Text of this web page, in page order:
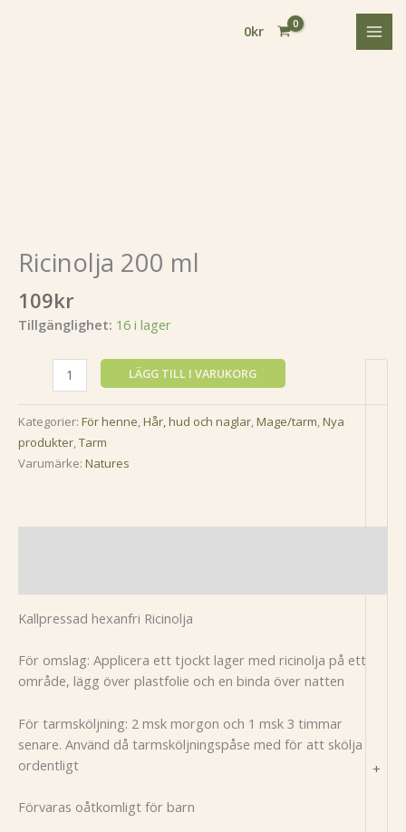
0kr
Ricinolja 200 ml
109kr
Tillgänglighet: 16 i lager
ml
mängd
+
LÄGG TILL I VARUKORG
Kategorier: För henne,Hår, hud och naglar,Mage/tarm,Nya
produkter,Tarm
Varumärke: Natures
Kallpressad hexanfri Ricinolja
För omslag: Applicera ett tjockt lager med ricinolja på ett
område, lägg över plastfolie och en binda över natten
För tarmsköljning: 2 msk morgon och 1 msk 3 timmar
senare. Använd då tarmsköljningspåse med för att skölja
ordentligt
Förvaras oåtkomligt för barn